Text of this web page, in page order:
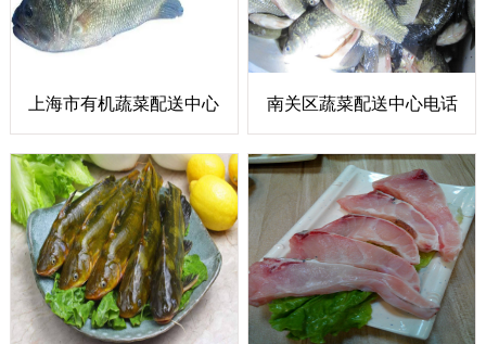
上海市有机蔬菜配送中心 南关区蔬菜配送中心电话